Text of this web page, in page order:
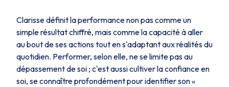
Clarisse définit la performance non pas comme un
simple résultat chiffré, mais comme la capacité à aller
au bout de ses actions tout en s'adaptant aux réalités du
quotidien. Performer, selon elle, ne se limite pas au
dépassement de soi ; c'est aussi cultiver la confiance en
soi, se connaître profondément pour identifier son «